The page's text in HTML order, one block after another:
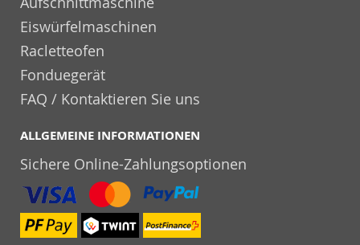
Eiswürfelmaschinen
Racletteofen
Fonduegerät
FAQ / Kontaktieren Sie uns
ALLGEMEINE INFORMATIONEN
Sichere Online-Zahlungsoptionen